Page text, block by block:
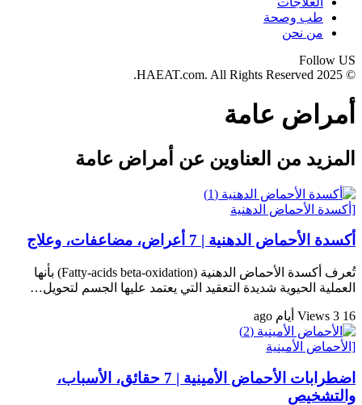
طب وصحة
من نحن
Follow US
© 2025 HAEAT.com. All Rights Reserved.
أمراض عامة
المزيد من العناوين عن أمراض عامة
[أكسدة الأحماض الدهنية
أكسدة الأحماض الدهنية | 7 أعراض، مضاعفات، وعلاج
تُعرف أكسدة الأحماض الدهنية (Fatty-acids beta-oxidation) بأنها
العملية الحيوية شديدة التعقيد التي يعتمد عليها الجسم لتحويل…
16 Views 3 أيام ago
[الأحماض الأمينية
اضطرابات الأحماض الأمينية | 7 حقائق، الأسباب،
والتشخيص